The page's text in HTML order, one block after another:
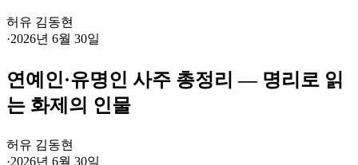
허유 김동현
·2026년 6월 30일
연예인·유명인 사주 총정리 — 명리로 읽
는 화제의 인물
허유 김동현
·2026년 6월 30일